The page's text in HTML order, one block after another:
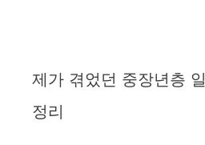
제가 겪었던 중장년층
정리